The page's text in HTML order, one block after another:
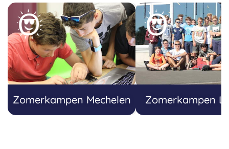
Zomerkampen Mechelen Zomerkampen